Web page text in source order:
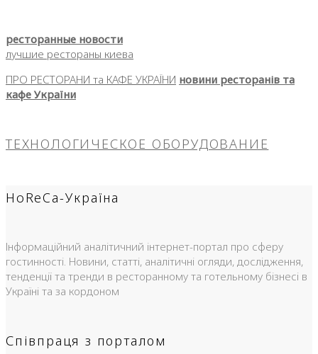
ресторанные новости
лучшие рестораны киева
ПРО РЕСТОРАНИ та КАФЕ УКРАЇНИ новини ресторанів та
кафе України
ТЕХНОЛОГИЧЕСКОЕ ОБОРУДОВАНИЕ
HoReCa-Україна
Інформаційний аналітичний інтернет-портал про сферу
гостинності. Новини, статті, аналітичні огляди, дослідження,
тенденції та тренди в ресторанному та готельному бізнесі в
Україні та за кордоном
Співпраця з порталом